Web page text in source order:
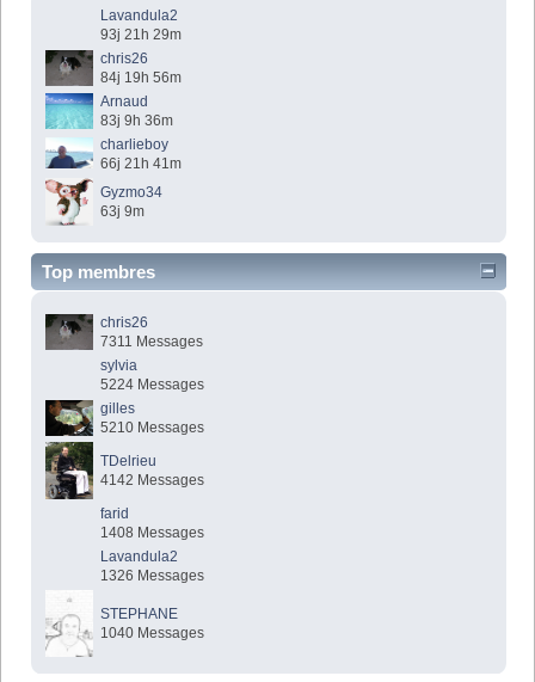
Lavandula2
93j 21h 29m
chris26
84j 19h 56m
Arnaud
83j 9h 36m
charlieboy
66j 21h 41m
Gyzmo34
63j 9m
Top membres
chris26
7311 Messages
sylvia
5224 Messages
gilles
5210 Messages
TDelrieu
4142 Messages
farid
1408 Messages
Lavandula2
1326 Messages
STEPHANE
1040 Messages